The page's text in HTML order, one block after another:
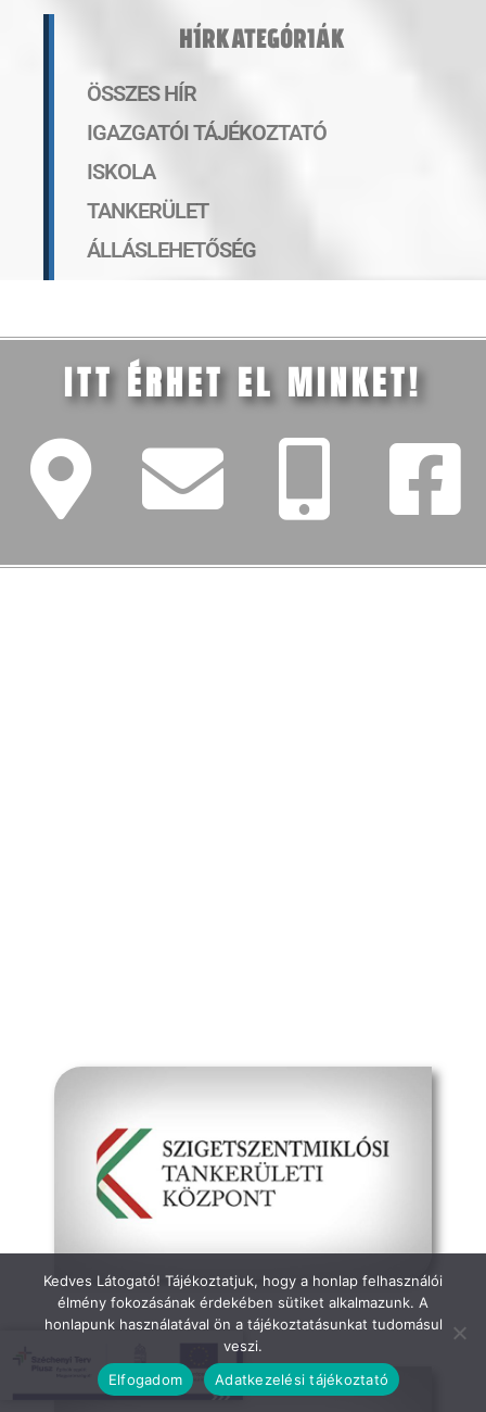
HÍRKATEGÓRIÁK
ÖSSZES HÍR
IGAZGATÓI TÁJÉKOZTATÓ
ISKOLA
TANKERÜLET
ÁLLÁSLEHETŐSÉG
ITT ÉRHET EL MINKET!
hivatalos oldal
Kedves Látogató! Tájékoztatjuk, hogy a honlap felhasználói
élmény fokozásának érdekében sütiket alkalmazunk. A
honlapunk használatával ön a tájékoztatásunkat tudomásul
veszi.
Elfogadom
Adatkezelési tájékoztató